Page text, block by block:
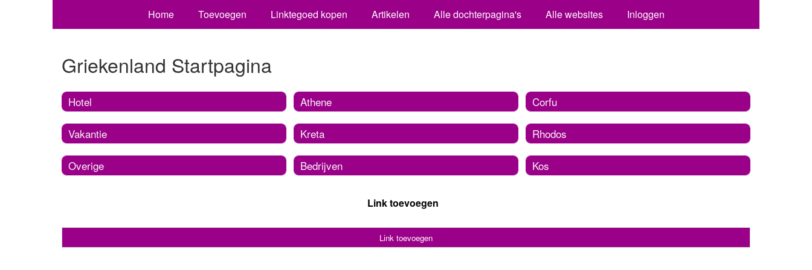
Home Toevoegen Linktegoed kopen Artikelen Alle dochterpagina's Alle websites Inloggen
Griekenland Startpagina
Hotel
Vakantie
Overige
Athene
Kreta
Bedrijven
Corfu
Rhodos
Kos
Link toevoegen
Link toevoegen